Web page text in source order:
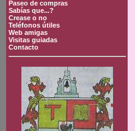
Paseo de compras
Sabías que...?
Crease o no
Teléfonos útiles
Web amigas
Visitas guiadas
Contacto